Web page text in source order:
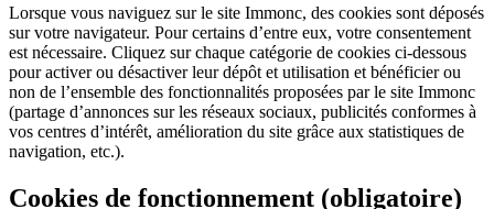
Lorsque vous naviguez sur le site Immonc, des cookies sont déposés
sur votre navigateur. Pour certains d’entre eux, votre consentement
est nécessaire. Cliquez sur chaque catégorie de cookies ci-dessous
pour activer ou désactiver leur dépôt et utilisation et bénéficier ou
non de l’ensemble des fonctionnalités proposées par le site Immonc
(partage d’annonces sur les réseaux sociaux, publicités conformes à
vos centres d’intérêt, amélioration du site grâce aux statistiques de
navigation, etc.).
Cookies de fonctionnement (obligatoire)